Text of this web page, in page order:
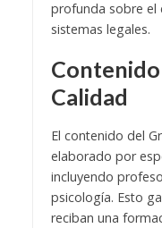
profunda sobre el
sistemas legales.
Calidad
El contenido del
elaborado por
incluyendo
psicología. Esto
reciban una